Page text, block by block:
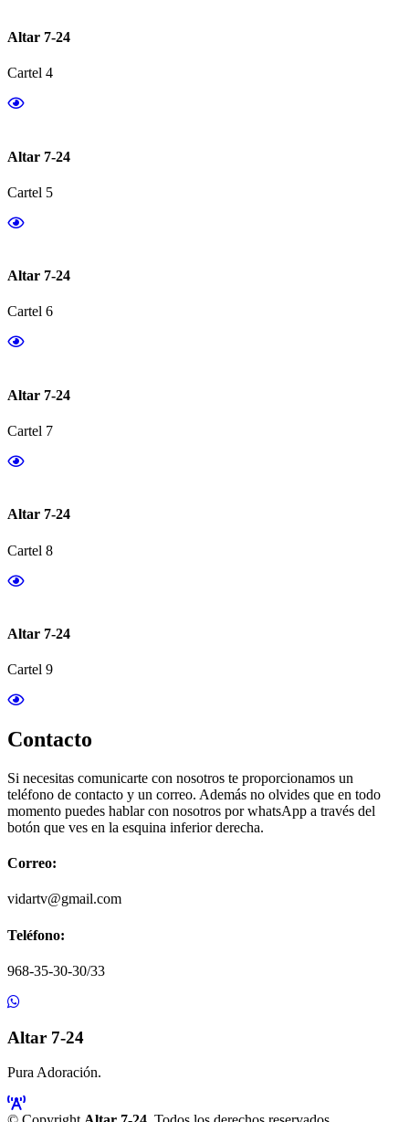
Altar 7-24
Cartel 4
Altar 7-24
Cartel 5
Altar 7-24
Cartel 6
Altar 7-24
Cartel 7
Altar 7-24
Cartel 8
Altar 7-24
Cartel 9
Contacto
Si necesitas comunicarte con nosotros te proporcionamos un
teléfono de contacto y un correo. Además no olvides que en todo
momento puedes hablar con nosotros por whatsApp a través del
botón que ves en la esquina inferior derecha.
Correo:
vidartv@gmail.com
Teléfono:
968-35-30-30/33
Altar 7-24
Pura Adoración.